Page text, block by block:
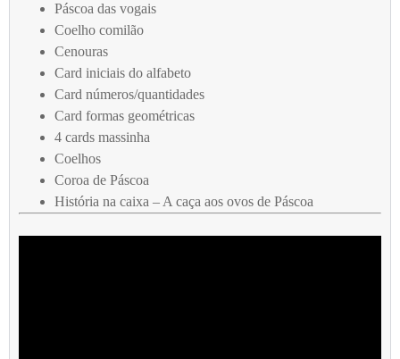
Páscoa das vogais
Coelho comilão
Cenouras
Card iniciais do alfabeto
Card números/quantidades
Card formas geométricas
4 cards massinha
Coelhos
Coroa de Páscoa
História na caixa – A caça aos ovos de Páscoa